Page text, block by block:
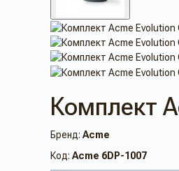
Комплект
Бренд: Acme
Код: Acme 6DP-1007